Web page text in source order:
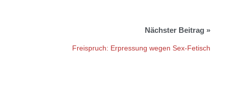
Freispruch: Erpressung wegen Sex-Fetisch